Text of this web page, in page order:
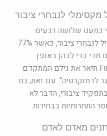
לנבחרי ציבור
2023 מצא כי כמעט שלושה רבעים
מהאמריקאים תומכים בהגבלת גיל לנבחרי ציבור, כאשר 77%
מדי כדי לכהן באופן
אפקטיבי. העיתון Financial Times תיאר את גילם המתקדם
לדמוקרטיה". עם זאת, גם
ציבורי, הדבר לא
התחרותיות בבחירות.
מאדם לאדם